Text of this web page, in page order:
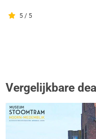
5 / 5
Vergelijkbare